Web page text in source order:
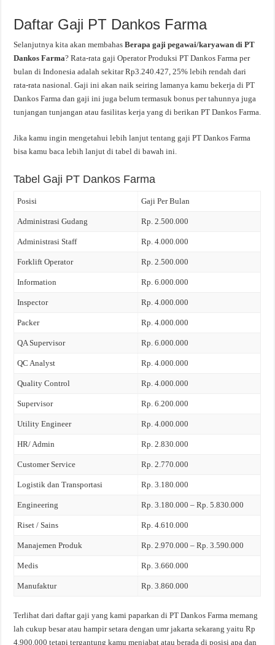
Daftar Gaji PT Dankos Farma
Selanjutnya kita akan membahasBerapa gaji pegawai/karyawan di PT
Dankos Farma? Rata-rata gaji Operator Produksi PT Dankos Farma per
bulan di Indonesia adalah sekitar Rp3.240.427, 25% lebih rendah dari
rata-rata nasional. Gaji ini akan naik seiring lamanya kamu bekerja di PT
Dankos Farma dan gaji ini juga belum termasuk bonus per tahunnya juga
tunjangan tunjangan atau fasilitas kerja yang di berikan PT Dankos Farma.
Jika kamu ingin mengetahui lebih lanjut tentang gaji PT Dankos Farma
bisa kamu baca lebih lanjut di tabel di bawah ini.
Tabel Gaji PT Dankos Farma
Posisi Gaji Per Bulan
Administrasi Gudang Rp. 2.500.000
Administrasi Staff Rp. 4.000.000
Forklift Operator Rp. 2.500.000
Information Rp. 6.000.000
Inspector Rp. 4.000.000
Packer Rp. 4.000.000
QA Supervisor Rp. 6.000.000
QC Analyst Rp. 4.000.000
Quality Control Rp. 4.000.000
Supervisor Rp. 6.200.000
Utility Engineer Rp. 4.000.000
HR/ Admin Rp. 2.830.000
Customer Service Rp. 2.770.000
Logistik dan Transportasi Rp. 3.180.000
Engineering Rp. 3.180.000 – Rp. 5.830.000
Riset / Sains Rp. 4.610.000
Manajemen Produk Rp. 2.970.000 – Rp. 3.590.000
Medis Rp. 3.660.000
Manufaktur Rp. 3.860.000
Terlihat dari daftar gaji yang kami paparkan di PT Dankos Farma memang
lah cukup besar atau hampir setara dengan umr jakarta sekarang yaitu Rp
4.900.000 tetapi tergantung kamu menjabat atau berada di posisi apa dan